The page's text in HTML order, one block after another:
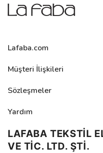
Lafaba.com
Müşteri İlişkileri
Sözleşmeler
Yardım
LAFABA TEKSTİL
VE TİC. LTD. ŞTİ.